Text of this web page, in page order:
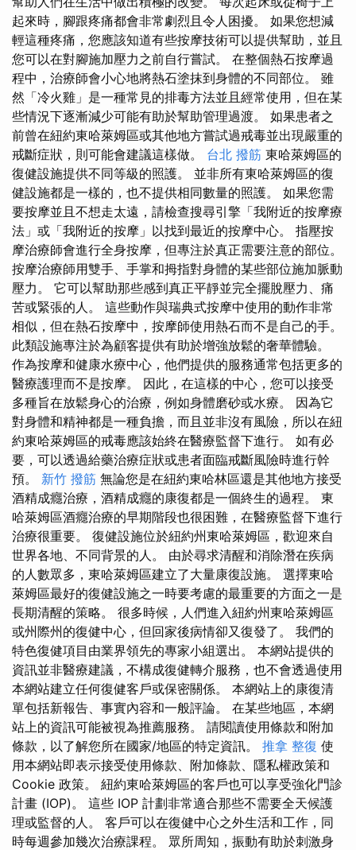
起來時，腳跟疼痛都會非常劇烈且令人困擾。 如果您想減
輕這種疼痛，您應該知道有些按摩技術可以提供幫助，並且
您可以在對腳施加壓力之前自行嘗試。 在整個熱石按摩過
程中，治療師會小心地將熱石塗抹到身體的不同部位。 雖
然「冷火雞」是一種常見的排毒方法並且經常使用，但在某
些情況下逐漸減少可能有助於幫助管理過渡。 如果患者之
前曾在紐約東哈萊姆區或其他地方嘗試過戒毒並出現嚴重的
戒斷症狀，則可能會建議這樣做。 台北 撥筋 東哈萊姆區的
復健設施提供不同等級的照護。 並非所有東哈萊姆區的復
健設施都是一樣的，也不提供相同數量的照護。 如果您需
要按摩並且不想走太遠，請檢查搜尋引擎「我附近的按摩療
法」或「我附近的按摩」以找到最近的按摩中心。 指壓按
摩治療師會進行全身按摩，但專注於真正需要注意的部位。
按摩治療師用雙手、手掌和拇指對身體的某些部位施加脈動
壓力。 它可以幫助那些感到真正平靜並完全擺脫壓力、痛
苦或緊張的人。 這些動作與瑞典式按摩中使用的動作非常
相似，但在熱石按摩中，按摩師使用熱石而不是自己的手。
此類設施專注於為顧客提供有助於增強放鬆的奢華體驗。
作為按摩和健康水療中心，他們提供的服務通常包括更多的
醫療護理而不是按摩。 因此，在這樣的中心，您可以接受
多種旨在放鬆身心的治療，例如身體磨砂或水療。 因為它
對身體和精神都是一種負擔，而且並非沒有風險，所以在紐
約東哈萊姆區的戒毒應該始終在醫療監督下進行。 如有必
要，可以透過給藥治療症狀或患者面臨戒斷風險時進行幹
預。 新竹 撥筋 無論您是在紐約東哈林區還是其他地方接受
酒精成癮治療，酒精成癮的康復都是一個終生的過程。 東
哈萊姆區酒癮治療的早期階段也很困難，在醫療監督下進行
治療很重要。 復健設施位於紐約州東哈萊姆區，歡迎來自
世界各地、不同背景的人。 由於尋求清醒和消除潛在疾病
的人數眾多，東哈萊姆區建立了大量康復設施。 選擇東哈
萊姆區最好的復健設施之一時要考慮的最重要的方面之一是
長期清醒的策略。 很多時候，人們進入紐約州東哈萊姆區
或州際州的復健中心，但回家後病情卻又復發了。 我們的
特色復健項目由業界領先的專家小組選出。 本網站提供的
資訊並非醫療建議，不構成復健轉介服務，也不會透過使用
本網站建立任何復健客戶或保密關係。 本網站上的康復清
單包括新報告、事實內容和一般評論。 在某些地區，本網
站上的資訊可能被視為推薦服務。 請閱讀使用條款和附加
條款，以了解您所在國家/地區的特定資訊。 推拿 整復 使
用本網站即表示接受使用條款、附加條款、隱私權政策和
Cookie 政策。 紐約東哈萊姆區的客戶也可以享受強化門診
計畫 (IOP)。 這些 IOP 計劃非常適合那些不需要全天候護
理或監督的人。 客戶可以在復健中心之外生活和工作，同
時每週參加幾次治療課程。 眾所周知，振動有助於刺激身